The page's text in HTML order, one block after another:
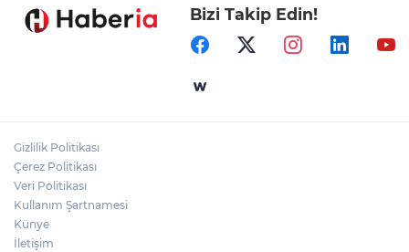
CHP'de kongre hazırlıkları hızlandı... 8 ile
daha yeni il başkanı atandı
Gebze'e 5 Başkan Şehit Yılmaz Argon
Bizi Takip Edin!
Gizlilik Politikası
Çerez Politikası
Veri Politikası
Kullanım Şartnamesi
Künye
İletişim